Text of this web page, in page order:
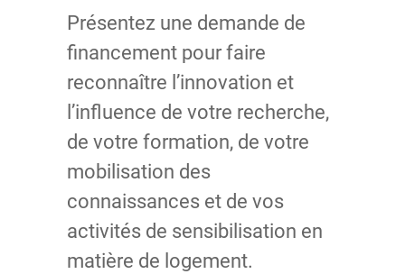
Présentez une demande de
financement pour faire
reconnaître l’innovation et
l’influence de votre recherche,
de votre formation, de votre
mobilisation des
connaissances et de vos
activités de sensibilisation en
matière de logement.